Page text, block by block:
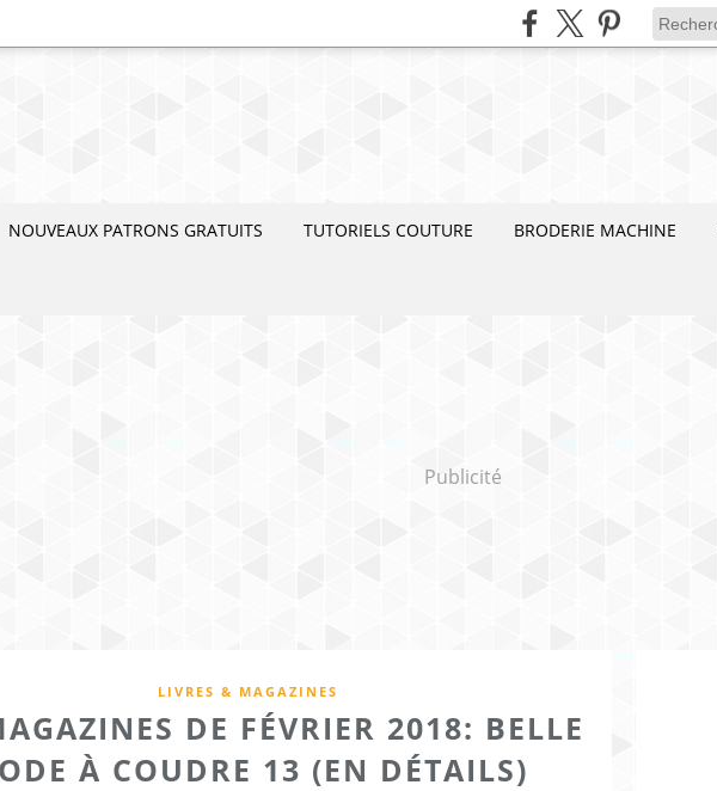
NOUVEAUX PATRONS GRATUITS TUTORIELS COUTURE BRODERIE MACHINE
Publicité
LIVRES & MAGAZINES
DE FÉVRIER 2018: BELLE
À COUDRE 13 (EN DÉTAILS)